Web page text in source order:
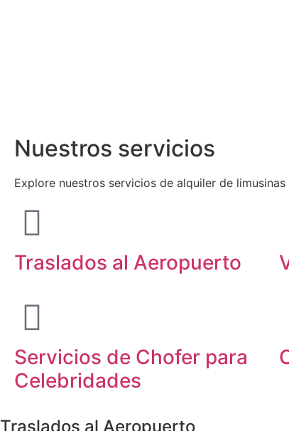
Nuestros servicios
Explore nuestros servicios de alquiler de
Traslados al Aeropuerto
Servicios de Chofer para
Celebridades
Traslados al Aeropuerto